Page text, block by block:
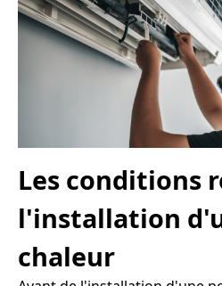
Les conditions
l'installation
chaleur